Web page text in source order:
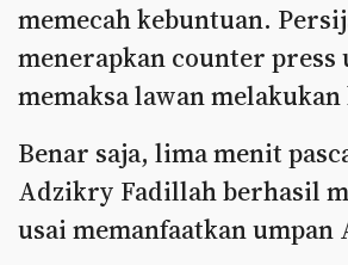
memecah kebuntuan.
menerapkan counter press
memaksa lawan melakukan
Benar saja, lima menit
Adzikry Fadillah berhasil
usai memanfaatkan umpan